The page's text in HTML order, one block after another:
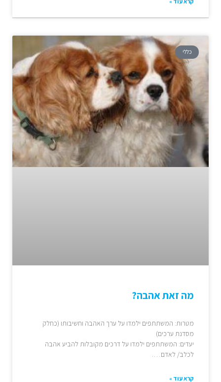
כללי
מה זאת אהבה?
מטרות: המשתתפים ילמדו על ערך האהבה וחשיבותו (כחלק
מסדנת ערכים)
יעדים: המשתתפים ילמדו על דרכים מקובלות להביע אהבה
לכלב/ לאדם….
קרא עוד »